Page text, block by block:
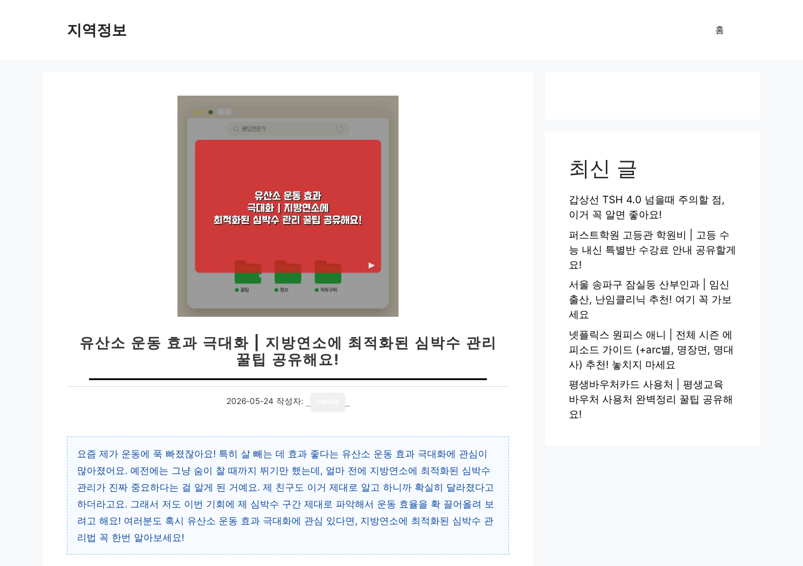
지역정보 홈
유산소 운동 효과 극대화 | 지방연소에 최적화된 심박수 관리
꿀팁 공유해요!
2026-05-24 작성자:
요즘 제가 운동에 푹 빠졌잖아요! 특히 살 빼는 데 효과 좋다는 유산소 운동 효과 극대화에 관심이
많아졌어요. 예전에는 그냥 숨이 찰 때까지 뛰기만 했는데, 얼마 전에 지방연소에 최적화된 심박수
관리가 진짜 중요하다는 걸 알게 된 거예요. 제 친구도 이거 제대로 알고 하니까 확실히 달라졌다고
하더라고요. 그래서 저도 이번 기회에 제 심박수 구간 제대로 파악해서 운동 효율을 확 끌어올려 보
려고 해요! 여러분도 혹시 유산소 운동 효과 극대화에 관심 있다면, 지방연소에 최적화된 심박수 관
리법 꼭 한번 알아보세요!
최신 글
갑상선 TSH 4.0 넘을때 주의할 점,
이거 꼭 알면 좋아요!
퍼스트학원 고등관 학원비 | 고등 수
능 내신 특별반 수강료 안내 공유할게
요!
서울 송파구 잠실동 산부인과 | 임신
출산, 난임클리닉 추천! 여기 꼭 가보
세요
넷플릭스 원피스 애니 | 전체 시즌 에
피소드 가이드 (+arc별, 명장면, 명대
사) 추천! 놓치지 마세요
평생바우처카드 사용처 | 평생교육
바우처 사용처 완벽정리 꿀팁 공유해
요!